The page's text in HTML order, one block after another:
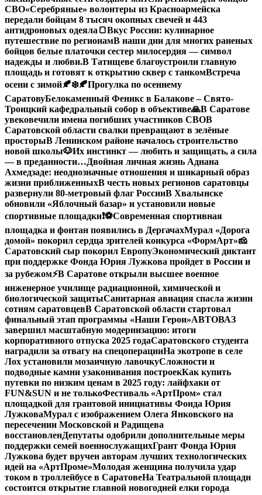
СВО«Серебряные» волонтеры из Красноармейска
передали бойцам 8 тысяч окопных свечей и 443
антидроновых одеяла 🍞Вкус России: кулинарное
путешествие по регионамВ наши дни для многих раненых
бойцов белые платочки сестер милосердия — символ
надежды и любви.В Татищеве благоустроили главную
площадь и готовят к открытию сквер с танкомВстреча
осени с зимой🍂❄️🍂Прогулка по осеннему
СаратовуБелокаменный Феникс в Балакове – Свято-
Троицкий кафедральный собор в объективе🙏В Саратове
увековечили имена погибших участников СВОВ
Саратовской области свалки превращают в зелёные
просторыВ Ленинском районе началось строительство
новой школы🐶Их инстинкт — любить и защищать, а сила
— в преданности…Двойная личная жизнь Аднана
Ахмедзаде: неоднозначные отношения и шикарный образ
жизни приближенныхВ честь новых регионов саратовцы
развернули 80-метровый флаг РоссииВ Хвалынске
обновили «Яблочный базар» и установили новые
спортивные площадки❗️⚽️Современная спортивная
площадка и фонтан появились в ДергачахМурал «Дорога
домой» покорил сердца зрителей конкурса «ФормАрт»🧀
Саратовский сыр покорил ЕвропуЭкономический диктант
при поддержке Фонда Юрия Лужкова пройдет в России и
за рубежом⚡️В Саратове открыли высшее военное
инженерное училище радиационной, химической и
биологической защитыСанитарная авиация спасла жизни
сотням саратовцевВ Саратовской области стартовал
финальный этап программы «Наши Герои»АВТОВАЗ
завершил масштабную модернизацию: итоги
корпоративного отпуска 2025 годаСаратовского студента
наградили за отвагу на спецоперацииНа экотропе в селе
Лох установили мозаичную лавочкуСложности и
подводные камни узаконивания построекКак купить
путевки по низким ценам в 2025 году: лайфхаки от
FUN&SUN и не толькоФестиваль «АртПром» стал
площадкой для грантовой инициативы Фонда Юрия
ЛужковаМурал с изображением Олега Янковского на
пересечении Московской и Радищева
восстановленДепутаты одобрили дополнительные меры
поддержки семей военнослужащихГрант Фонда Юрия
Лужкова будет вручен авторам лучших технологических
идей на «АртПроме»Молодая женщина получила удар
током в троллейбусе в СаратовеНа Театральной площади
состоится открытие главной новогодней елки города